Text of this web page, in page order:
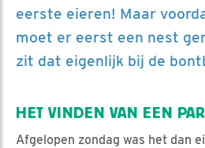
eerste eieren! Maar
moet er eerst een nest
zit dat eigenlijk bij de
HET VINDEN VAN EEN
Afgelopen zondag was het dan